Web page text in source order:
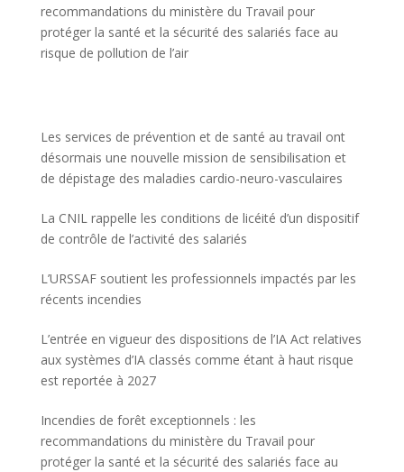
recommandations du ministère du Travail pour
protéger la santé et la sécurité des salariés face au
risque de pollution de l’air
Les services de prévention et de santé au travail ont
désormais une nouvelle mission de sensibilisation et
de dépistage des maladies cardio-neuro-vasculaires
La CNIL rappelle les conditions de licéité d’un dispositif
de contrôle de l’activité des salariés
L’URSSAF soutient les professionnels impactés par les
récents incendies
L’entrée en vigueur des dispositions de l’IA Act relatives
aux systèmes d’IA classés comme étant à haut risque
est reportée à 2027
Incendies de forêt exceptionnels : les
recommandations du ministère du Travail pour
protéger la santé et la sécurité des salariés face au